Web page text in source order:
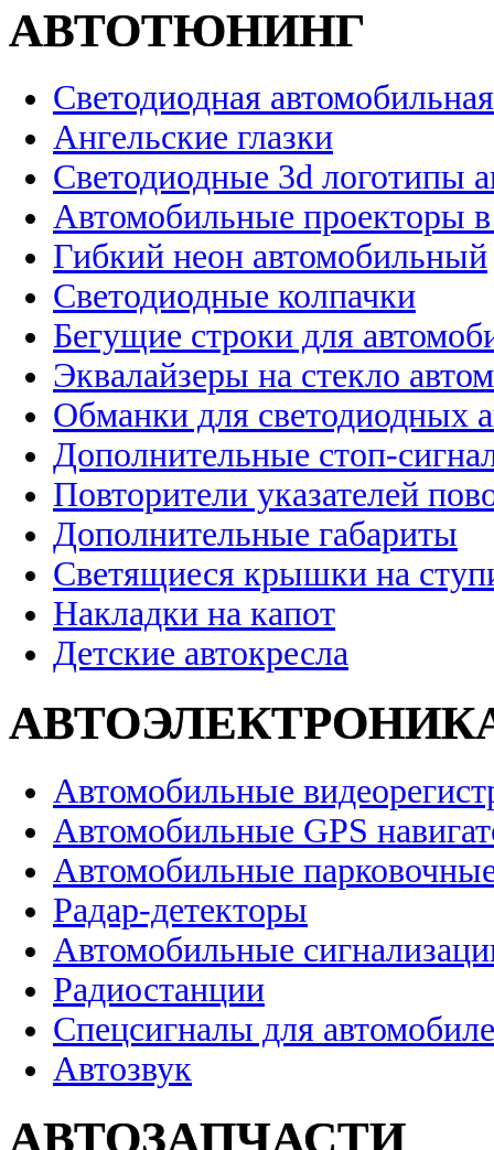
АВТОТЮНИНГ
Светодиодная
Ангельские глазки
Светодиодные 3d логотипы
Автомобильные проекторы
Гибкий неон автомобильный
Светодиодные колпачки
Бегущие строки для
Эквалайзеры на стекло
Обманки для светодиодных
Дополнительные стоп-
Повторители указателей
Дополнительные габариты
Светящиеся крышки на
Накладки на капот
Детские автокресла
Автомобильные
Автомобильные GPS
Автомобильные
Радар-детекторы
Автомобильные
Радиостанции
Спецсигналы для
Автозвук
АВТОЗАПЧАСТИ